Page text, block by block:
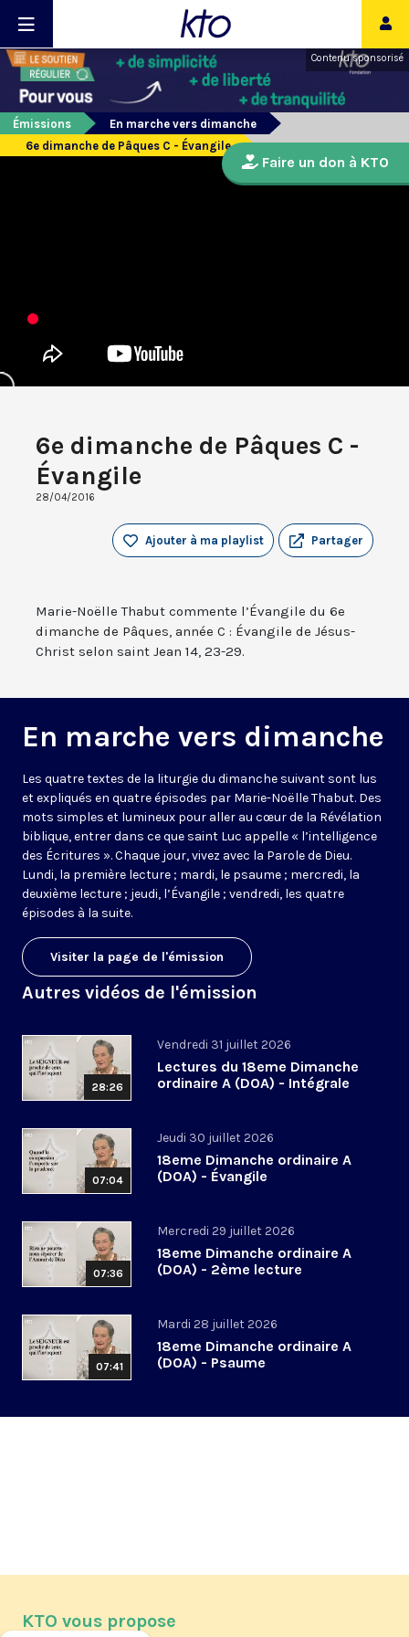
Contenu sponsorisé
Émissions
En marche vers dimanche
6e dimanche de Pâques C - Évangile
6e dimanche de Pâques C -
Évangile
28/04/2016
Partager
Ajouter à ma playlist
Marie-Noëlle Thabut commente l’Évangile du 6e
dimanche de Pâques, année C : Évangile de Jésus-
Christ selon saint Jean 14, 23-29.
En marche vers dimanche
Les quatre textes de la liturgie du dimanche suivant sont lus
et expliqués en quatre épisodes par Marie-Noëlle Thabut. Des
mots simples et lumineux pour aller au cœur de la Révélation
biblique, entrer dans ce que saint Luc appelle « l’intelligence
des Écritures ». Chaque jour, vivez avec la Parole de Dieu.
Lundi, la première lecture ; mardi, le psaume ; mercredi, la
deuxième lecture ; jeudi, l’Évangile ; vendredi, les quatre
épisodes à la suite.
Visiter la page de l'émission
Autres vidéos de l'émission
28:26
Vendredi 31 juillet 2026
Lectures du 18eme Dimanche
ordinaire A (DOA) - Intégrale
07:04
Jeudi 30 juillet 2026
18eme Dimanche ordinaire A
(DOA) - Évangile
07:36
Mercredi 29 juillet 2026
18eme Dimanche ordinaire A
(DOA) - 2ème lecture
07:41
Mardi 28 juillet 2026
18eme Dimanche ordinaire A
(DOA) - Psaume
Faire un don à KTO
KTO vous propose